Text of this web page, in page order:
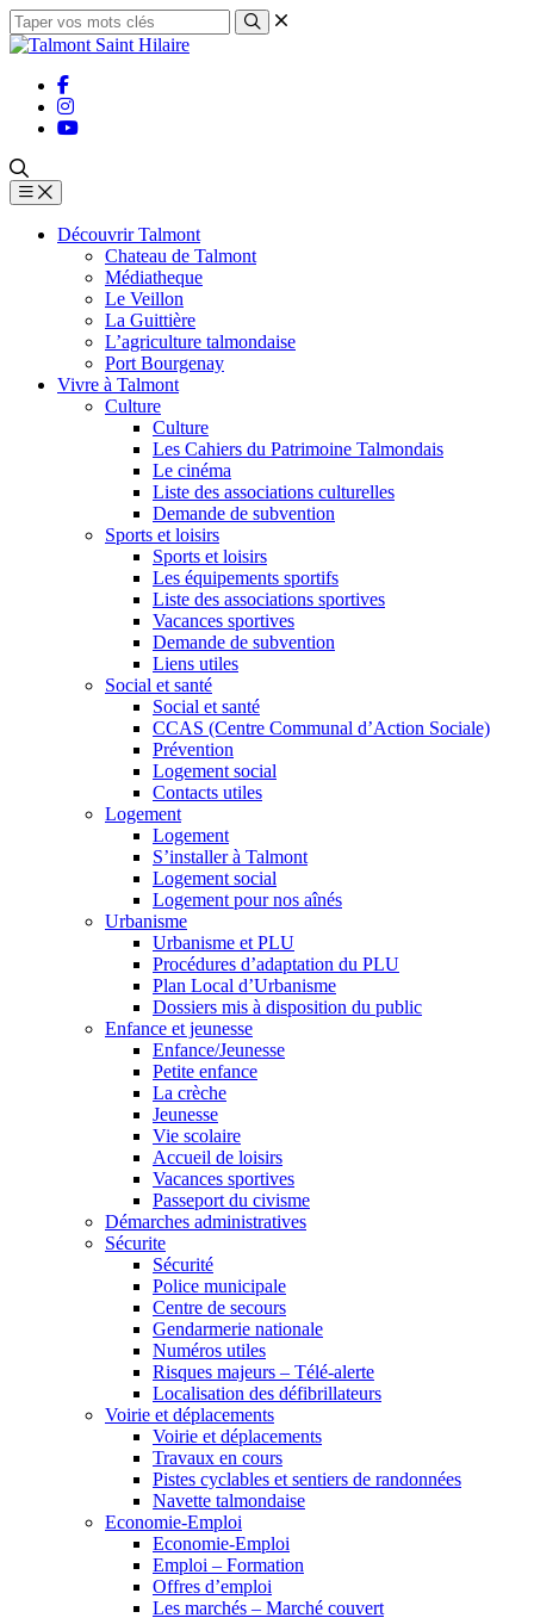
Découvrir Talmont
Chateau de Talmont
Médiatheque
Le Veillon
La Guittière
L’agriculture talmondaise
Port Bourgenay
Vivre à Talmont
Culture
Culture
Les Cahiers du Patrimoine Talmondais
Le cinéma
Liste des associations culturelles
Demande de subvention
Sports et loisirs
Sports et loisirs
Les équipements sportifs
Liste des associations sportives
Vacances sportives
Demande de subvention
Liens utiles
Social et santé
Social et santé
CCAS (Centre Communal d’Action Sociale)
Prévention
Logement social
Contacts utiles
Logement
Logement
S’installer à Talmont
Logement social
Logement pour nos aînés
Urbanisme
Urbanisme et PLU
Procédures d’adaptation du PLU
Plan Local d’Urbanisme
Dossiers mis à disposition du public
Enfance et jeunesse
Enfance/Jeunesse
Petite enfance
La crèche
Jeunesse
Vie scolaire
Accueil de loisirs
Vacances sportives
Passeport du civisme
Démarches administratives
Sécurite
Sécurité
Police municipale
Centre de secours
Gendarmerie nationale
Numéros utiles
Risques majeurs – Télé-alerte
Localisation des défibrillateurs
Voirie et déplacements
Voirie et déplacements
Travaux en cours
Pistes cyclables et sentiers de randonnées
Navette talmondaise
Economie-Emploi
Economie-Emploi
Emploi – Formation
Offres d’emploi
Les marchés – Marché couvert